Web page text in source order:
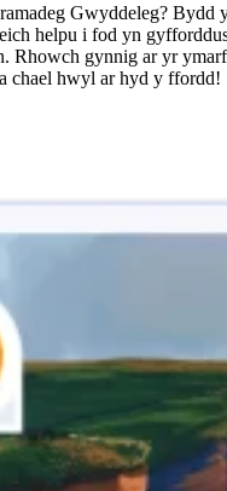
Gwyddeleg? Bydd
helpu i fod yn
Rhowch gynnig ar yr
chael hwyl ar hyd y ffordd!